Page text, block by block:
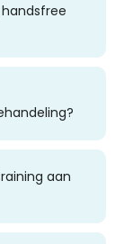
handsfree
aan